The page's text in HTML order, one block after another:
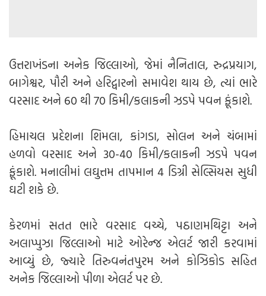
ઉત્તરાખંડના અનેક જિલ્લાઓ, જેમાં નૈનિતાલ, રુદ્રપ્રયાગ,
બાગેશ્વર, પૌરી અને હરિદ્વારનો સમાવેશ થાય છે, ત્યાં ભારે
વરસાદ અને 60 થી 70 કિમી/કલાકની ઝડપે પવન ફૂંકાશે.
હિમાચલ પ્રદેશના શિમલા, કાંગડા, સોલન અને ચંબામાં
હળવો વરસાદ અને 30-40 કિમી/કલાકની ઝડપે પવન
ફૂંકાશે. મનાલીમાં લઘુત્તમ તાપમાન 4 ડિગ્રી સેલ્સિયસ સુધી
ઘટી શકે છે.
કેરળમાં સતત ભારે વરસાદ વચ્ચે, પઠાણમથિટ્ટા અને
અલાપ્પુઝા જિલ્લાઓ માટે ઓરેન્જ એલર્ટ જારી કરવામાં
આવ્યું છે, જ્યારે તિરુવનંતપુરમ અને કોઝિકોડ સહિત
અનેક જિલ્લાઓ પીળા એલર્ટ પર છે.